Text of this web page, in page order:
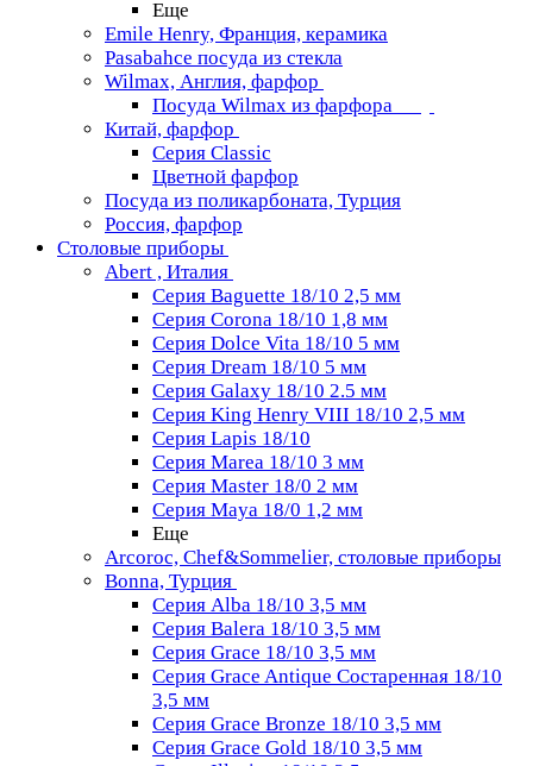
Еще
Emile Henry, Франция, керамика
Pasabahce посуда из стекла
Wilmax, Англия, фарфор
Посуда Wilmax из фарфора
Китай, фарфор
Серия Classiс
Цветной фарфор
Посуда из поликарбоната, Турция
Россия, фарфор
Столовые приборы
Abert , Италия
Серия Baguette 18/10 2,5 мм
Серия Corona 18/10 1,8 мм
Серия Dolce Vita 18/10 5 мм
Серия Dream 18/10 5 мм
Серия Galaxy 18/10 2.5 мм
Серия King Henry VIII 18/10 2,5 мм
Серия Lapis 18/10
Серия Marea 18/10 3 мм
Серия Master 18/0 2 мм
Серия Maya 18/0 1,2 мм
Еще
Arcoroc, Chef&Sommelier, столовые приборы
Bonna, Турция
Серия Alba 18/10 3,5 мм
Серия Balera 18/10 3,5 мм
Серия Grace 18/10 3,5 мм
Серия Grace Antique Состаренная 18/10
3,5 мм
Серия Grace Bronze 18/10 3,5 мм
Серия Grace Gold 18/10 3,5 мм